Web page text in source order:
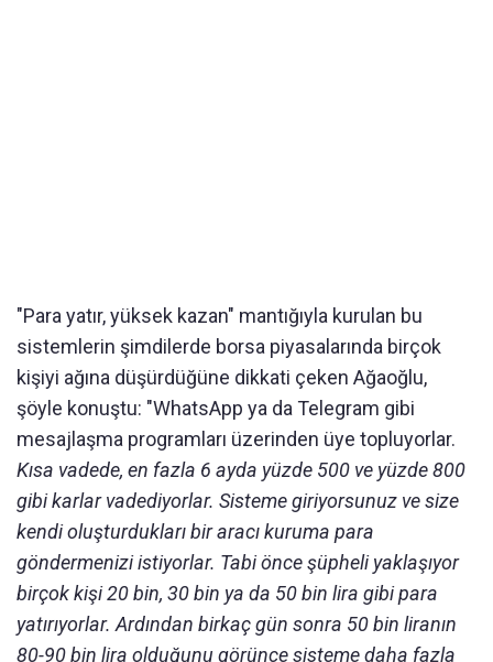
"Para yatır, yüksek kazan" mantığıyla kurulan bu
sistemlerin şimdilerde borsa piyasalarında birçok
kişiyi ağına düşürdüğüne dikkati çeken Ağaoğlu,
şöyle konuştu: "WhatsApp ya da Telegram gibi
mesajlaşma programları üzerinden üye topluyorlar.
Kısa vadede, en fazla 6 ayda yüzde 500 ve yüzde 800
gibi karlar vadediyorlar. Sisteme giriyorsunuz ve size
kendi oluşturdukları bir aracı kuruma para
göndermenizi istiyorlar. Tabi önce şüpheli yaklaşıyor
birçok kişi 20 bin, 30 bin ya da 50 bin lira gibi para
yatırıyorlar. Ardından birkaç gün sonra 50 bin liranın
80-90 bin lira olduğunu görünce sisteme daha fazla